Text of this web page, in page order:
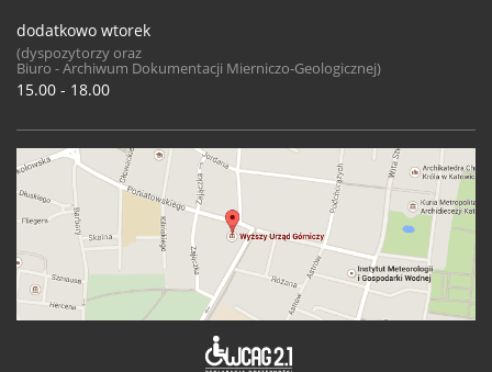
dodatkowo wtorek
(dyspozytorzy oraz
Biuro - Archiwum Dokumentacji Mierniczo-Geologicznej)
15.00 - 18.00